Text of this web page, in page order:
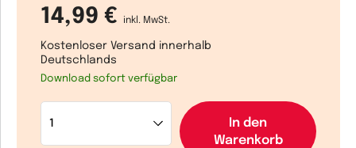
14,99 € inkl. MwSt.
Kostenloser Versand innerhalb
Deutschlands
Download sofort verfügbar
In den
Warenkorb